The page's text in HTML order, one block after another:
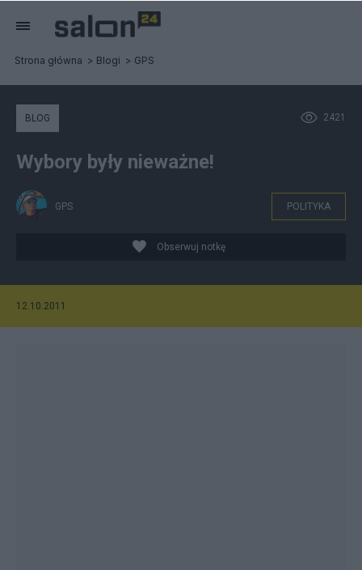
Strona główna Blogi GPS
2421
BLOG
Wybory były nieważne!
GPS POLITYKA
Obserwuj notkę
12.10.2011